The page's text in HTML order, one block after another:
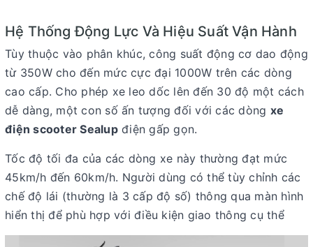
Hệ Thống Động Lực Và Hiệu Suất Vận Hành
Tùy thuộc vào phân khúc, công suất động cơ dao động
từ 350W cho đến mức cực đại 1000W trên các dòng
cao cấp. Cho phép xe leo dốc lên đến 30 độ một cách
dễ dàng, một con số ấn tượng đối với các dòng xe
điện scooter Sealupđiện gấp gọn.
Tốc độ tối đa của các dòng xe này thường đạt mức
45km/h đến 60km/h. Người dùng có thể tùy chỉnh các
chế độ lái (thường là 3 cấp độ số) thông qua màn hình
hiển thị để phù hợp với điều kiện giao thông cụ thể